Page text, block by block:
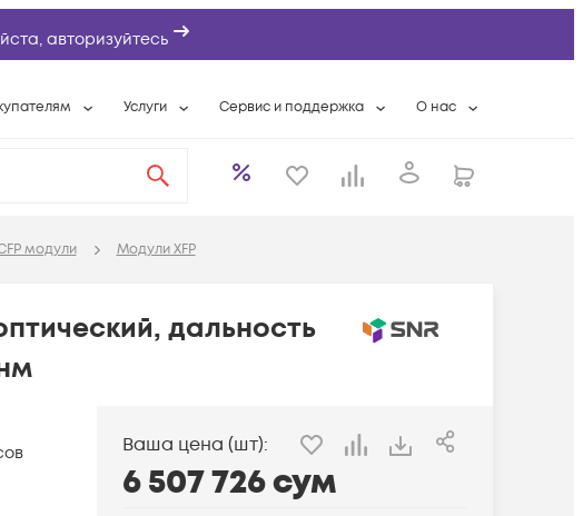
авторизуйтесь
и ответы
знаний
Услуги
Расширенная гарантия
Сервис и поддержка
Разовые выездные работы
Условия оказания услуг
О нас
Контактная
CFP модули Модули XFP
дальность
Ваша цена (шт):
6 507 726сум